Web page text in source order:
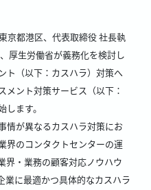
京都港区、代表取締役 社長執
厚生労働省が義務化を検討し
ト（以下：カスハラ）対策へ
メント対策サービス（以下：
ます。
情が異なるカスハラ対策にお
界のコンタクトセンターの運
界・業務の顧客対応ノウハウ
業に最適かつ具体的なカスハラ